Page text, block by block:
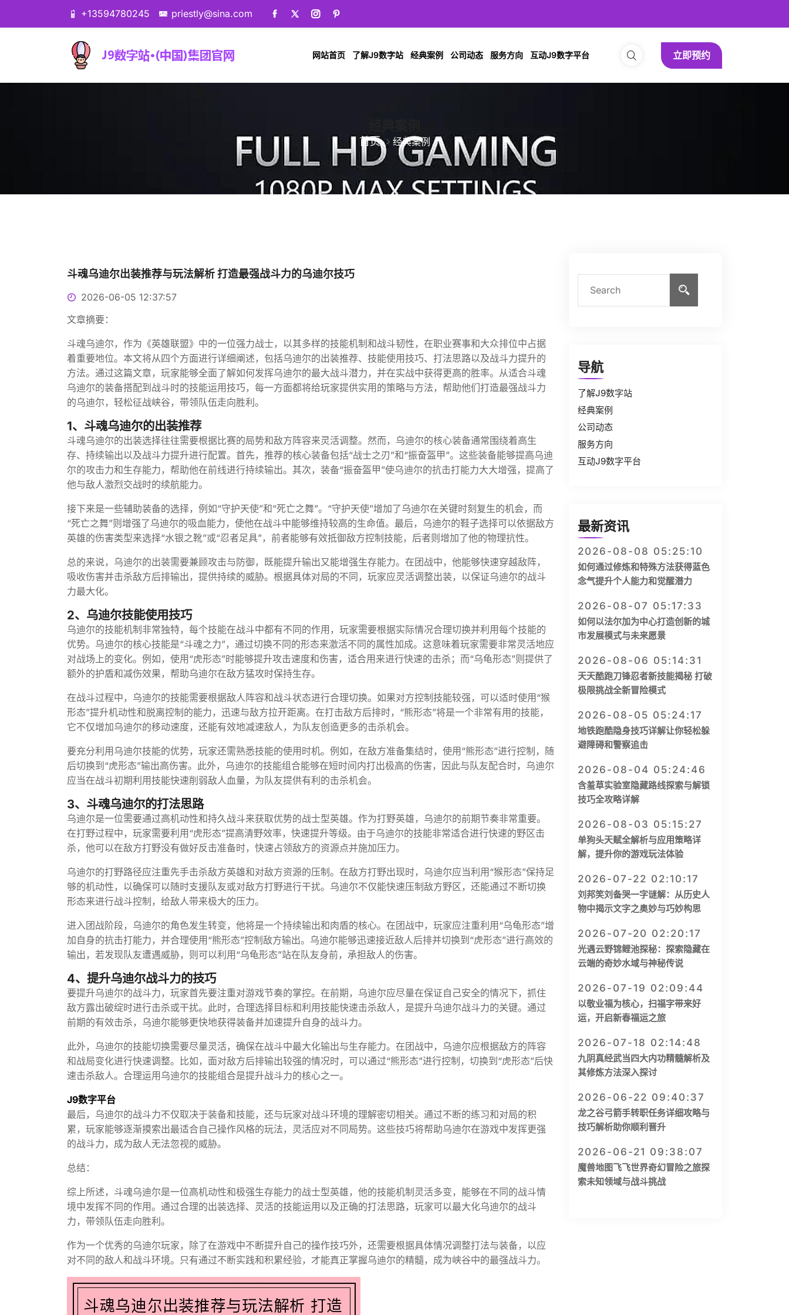
+13594780245 priestly@sina.com
网站首页 了解J9数字站 经典案例 公司动态 服务方向 互动J9数字平台 立即预约
首页 经典案例
斗魂乌迪尔出装推荐与玩法解析 打造最强战斗力的乌迪尔技巧
2026-06-05 12:37:57
文章摘要：
斗魂乌迪尔，作为《英雄联盟》中的一位强力战士，以其多样的技能机制和战斗韧性，在职业赛事和大众排位中占据
着重要地位。本文将从四个方面进行详细阐述，包括乌迪尔的出装推荐、技能使用技巧、打法思路以及战斗力提升的
方法。通过这篇文章，玩家能够全面了解如何发挥乌迪尔的最大战斗潜力，并在实战中获得更高的胜率。从适合斗魂
乌迪尔的装备搭配到战斗时的技能运用技巧，每一方面都将给玩家提供实用的策略与方法，帮助他们打造最强战斗力
的乌迪尔，轻松征战峡谷，带领队伍走向胜利。
1、斗魂乌迪尔的出装推荐
斗魂乌迪尔的出装选择往往需要根据比赛的局势和敌方阵容来灵活调整。然而，乌迪尔的核心装备通常围绕着高生
存、持续输出以及战斗力提升进行配置。首先，推荐的核心装备包括“战士之刃”和“振奋盔甲”。这些装备能够提高乌迪
尔的攻击力和生存能力，帮助他在前线进行持续输出。其次，装备“振奋盔甲”使乌迪尔的抗击打能力大大增强，提高了
他与敌人激烈交战时的续航能力。
接下来是一些辅助装备的选择，例如“守护天使”和“死亡之舞”。“守护天使”增加了乌迪尔在关键时刻复生的机会，而
“死亡之舞”则增强了乌迪尔的吸血能力，使他在战斗中能够维持较高的生命值。最后，乌迪尔的鞋子选择可以依据敌方
英雄的伤害类型来选择“水银之靴”或“忍者足具”，前者能够有效抵御敌方控制技能，后者则增加了他的物理抗性。
总的来说，乌迪尔的出装需要兼顾攻击与防御，既能提升输出又能增强生存能力。在团战中，他能够快速穿越敌阵，
吸收伤害并击杀敌方后排输出，提供持续的威胁。根据具体对局的不同，玩家应灵活调整出装，以保证乌迪尔的战斗
力最大化。
2、乌迪尔技能使用技巧
乌迪尔的技能机制非常独特，每个技能在战斗中都有不同的作用，玩家需要根据实际情况合理切换并利用每个技能的
优势。乌迪尔的核心技能是“斗魂之力”，通过切换不同的形态来激活不同的属性加成。这意味着玩家需要非常灵活地应
对战场上的变化。例如，使用“虎形态”时能够提升攻击速度和伤害，适合用来进行快速的击杀；而“乌龟形态”则提供了
额外的护盾和减伤效果，帮助乌迪尔在敌方猛攻时保持生存。
在战斗过程中，乌迪尔的技能需要根据敌人阵容和战斗状态进行合理切换。如果对方控制技能较强，可以适时使用“猴
形态”提升机动性和脱离控制的能力，迅速与敌方拉开距离。在打击敌方后排时，“熊形态”将是一个非常有用的技能，
它不仅增加乌迪尔的移动速度，还能有效地减速敌人，为队友创造更多的击杀机会。
要充分利用乌迪尔技能的优势，玩家还需熟悉技能的使用时机。例如，在敌方准备集结时，使用“熊形态”进行控制，随
后切换到“虎形态”输出高伤害。此外，乌迪尔的技能组合能够在短时间内打出极高的伤害，因此与队友配合时，乌迪尔
应当在战斗初期利用技能快速削弱敌人血量，为队友提供有利的击杀机会。
3、斗魂乌迪尔的打法思路
乌迪尔是一位需要通过高机动性和持久战斗来获取优势的战士型英雄。作为打野英雄，乌迪尔的前期节奏非常重要。
在打野过程中，玩家需要利用“虎形态”提高清野效率，快速提升等级。由于乌迪尔的技能非常适合进行快速的野区击
杀，他可以在敌方打野没有做好反击准备时，快速占领敌方的资源点并施加压力。
乌迪尔的打野路径应注重先手击杀敌方英雄和对敌方资源的压制。在敌方打野出现时，乌迪尔应当利用“猴形态”保持足
够的机动性，以确保可以随时支援队友或对敌方打野进行干扰。乌迪尔不仅能快速压制敌方野区，还能通过不断切换
形态来进行战斗控制，给敌人带来极大的压力。
进入团战阶段，乌迪尔的角色发生转变，他将是一个持续输出和肉盾的核心。在团战中，玩家应注重利用“乌龟形态”增
加自身的抗击打能力，并合理使用“熊形态”控制敌方输出。乌迪尔能够迅速接近敌人后排并切换到“虎形态”进行高效的
输出，若发现队友遭遇威胁，则可以利用“乌龟形态”站在队友身前，承担敌人的伤害。
4、提升乌迪尔战斗力的技巧
要提升乌迪尔的战斗力，玩家首先要注重对游戏节奏的掌控。在前期，乌迪尔应尽量在保证自己安全的情况下，抓住
敌方露出破绽时进行击杀或干扰。此时，合理选择目标和利用技能快速击杀敌人，是提升乌迪尔战斗力的关键。通过
前期的有效击杀，乌迪尔能够更快地获得装备并加速提升自身的战斗力。
此外，乌迪尔的技能切换需要尽量灵活，确保在战斗中最大化输出与生存能力。在团战中，乌迪尔应根据敌方的阵容
和战局变化进行快速调整。比如，面对敌方后排输出较强的情况时，可以通过“熊形态”进行控制，切换到“虎形态”后快
速击杀敌人。合理运用乌迪尔的技能组合是提升战斗力的核心之一。
J9数字平台
最后，乌迪尔的战斗力不仅取决于装备和技能，还与玩家对战斗环境的理解密切相关。通过不断的练习和对局的积
累，玩家能够逐渐摸索出最适合自己操作风格的玩法，灵活应对不同局势。这些技巧将帮助乌迪尔在游戏中发挥更强
的战斗力，成为敌人无法忽视的威胁。
总结：
综上所述，斗魂乌迪尔是一位高机动性和极强生存能力的战士型英雄，他的技能机制灵活多变，能够在不同的战斗情
境中发挥不同的作用。通过合理的出装选择、灵活的技能运用以及正确的打法思路，玩家可以最大化乌迪尔的战斗
力，带领队伍走向胜利。
作为一个优秀的乌迪尔玩家，除了在游戏中不断提升自己的操作技巧外，还需要根据具体情况调整打法与装备，以应
对不同的敌人和战斗环境。只有通过不断实践和积累经验，才能真正掌握乌迪尔的精髓，成为峡谷中的最强战斗力。
导航
了解J9数字站
经典案例
公司动态
服务方向
互动J9数字平台
最新资讯
2026-08-08 05:25:10
如何通过修炼和特殊方法获得蓝色
念气提升个人能力和觉醒潜力
2026-08-07 05:17:33
如何以法尔加为中心打造创新的城
市发展模式与未来愿景
2026-08-06 05:14:31
天天酷跑刀锋忍者新技能揭秘 打破
极限挑战全新冒险模式
2026-08-05 05:24:17
地铁跑酷隐身技巧详解让你轻松躲
避障碍和警察追击
2026-08-04 05:24:46
含羞草实验室隐藏路线探索与解锁
技巧全攻略详解
2026-08-03 05:15:27
单狗头天赋全解析与应用策略详
解，提升你的游戏玩法体验
2026-07-22 02:10:17
刘邦笑刘备哭一字谜解：从历史人
物中揭示文字之奥妙与巧妙构思
2026-07-20 02:20:17
光遇云野锦鲤池探秘：探索隐藏在
云端的奇妙水域与神秘传说
2026-07-19 02:09:44
以敬业福为核心，扫福字带来好
运，开启新春福运之旅
2026-07-18 02:14:48
九阴真经武当四大内功精髓解析及
其修炼方法深入探讨
2026-06-22 09:40:37
龙之谷弓箭手转职任务详细攻略与
技巧解析助你顺利晋升
2026-06-21 09:38:07
魔兽地图飞飞世界奇幻冒险之旅探
索未知领域与战斗挑战